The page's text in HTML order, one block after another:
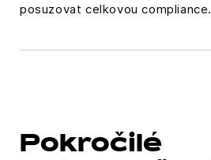
posuzovat celkovou compliance.
Pokročilé